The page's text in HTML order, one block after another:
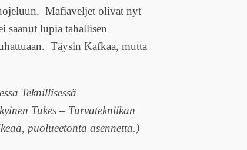
Mafiaveljet olivat nyt
saanut lupia tahallisen
Täysin Kafkaa, mutta
Teknillisessä
Tukes – Turvatekniikan
puolueetonta asennetta.)